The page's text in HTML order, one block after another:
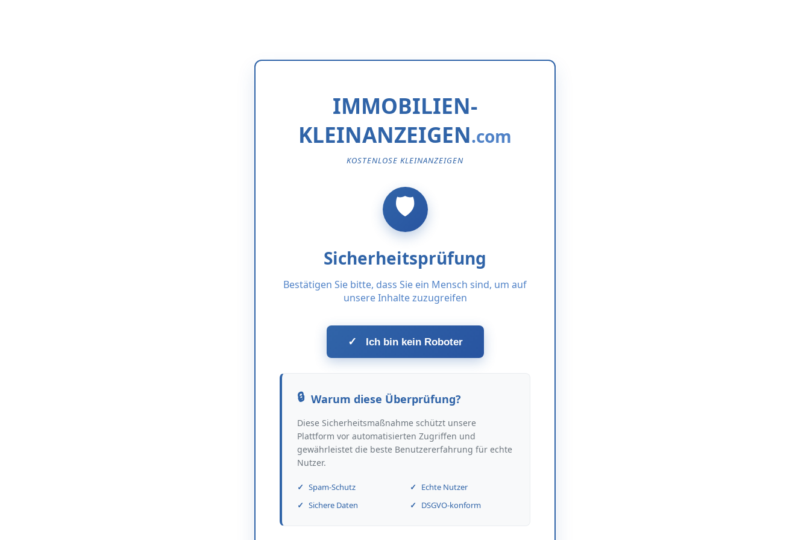
IMMOBILIEN-
KLEINANZEIGEN
KOSTENLOSE KLEINANZEIGEN
Sicherheitsprüfung
Bestätigen Sie bitte, dass Sie ein Mensch sind, um auf
unsere Inhalte zuzugreifen
✓ Ich bin kein Roboter
Warum diese Überprüfung?
Diese Sicherheitsmaßnahme schützt unsere
Plattform vor automatisierten Zugriffen und
gewährleistet die beste Benutzererfahrung für echte
Nutzer.
Spam-Schutz
Echte Nutzer
Sichere Daten
DSGVO-konform